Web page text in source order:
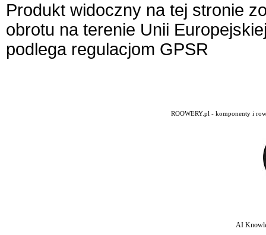
Produkt widoczny na tej stronie
obrotu na terenie Unii
podlega regulacjom GPSR
ROOWERY.pl - komponenty i
AI